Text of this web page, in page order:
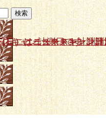
キャン計測日です。
日）はニュースキャン
日）ニュースキャン計
）ニュースキャン計測日
日）はニュースキャン